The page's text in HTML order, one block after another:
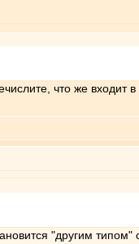
что же входит
"другим